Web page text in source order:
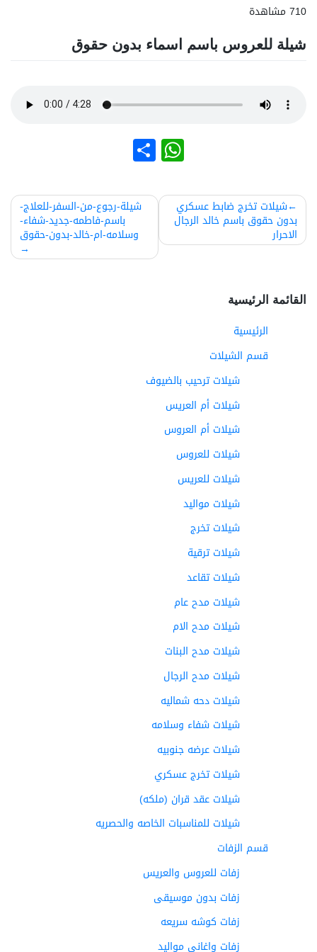
710 مشاهدة
شيلة للعروس باسم اسماء بدون حقوق
WhatsApp
نشر
تصفّح
المقالات
شيلات تخرج ضابط عسكري
بدون حقوق باسم خالد الرجال
الاحرار
شيلة-رجوع-من-السفر-للعلاج-
باسم-فاطمه-جديد-شفاء-
وسلامه-ام-خالد-بدون-حقوق
القائمة الرئيسية
الرئيسية
قسم الشيلات
شيلات ترحيب بالضيوف
شيلات أم العريس
شيلات أم العروس
شيلات للعروس
شيلات للعريس
شيلات مواليد
شيلات تخرج
شيلات ترقية
شيلات تقاعد
شيلات مدح عام
شيلات مدح الام
شيلات مدح البنات
شيلات مدح الرجال
شيلات دحه شماليه
شيلات شفاء وسلامه
شيلات عرضه جنوبيه
شيلات تخرج عسكري
شيلات عقد قران (ملكه)
شيلات للمناسبات الخاصه والحصريه
قسم الزفات
زفات للعروس والعريس
زفات بدون موسيقى
زفات كوشه سريعه
زفات واغاني مواليد